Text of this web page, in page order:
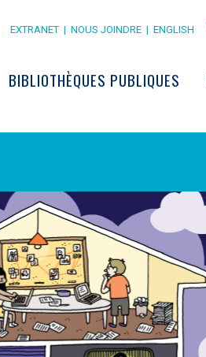
EXTRANET | NOUS JOINDRE | ENGLISH
BIBLIOTHÈQUES PUBLIQUES